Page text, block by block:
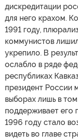
дискредитации
для него крахом.
1991 году,
коммунистов
укрепило. В
ослабло в ряде
республиках
президент России
выборах лишь в
поддерживает его
1996 году стало
видеть во главе